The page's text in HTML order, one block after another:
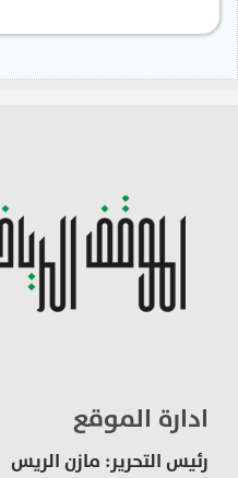
ادارة الموقع
رئيس التحرير: مازن الريس